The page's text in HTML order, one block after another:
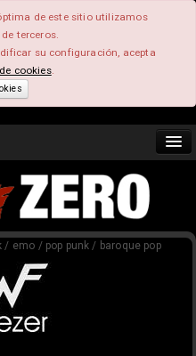
de este sitio utilizamos
terceros.
su configuración, acepta
cookies.
emo / pop punk / baroque pop